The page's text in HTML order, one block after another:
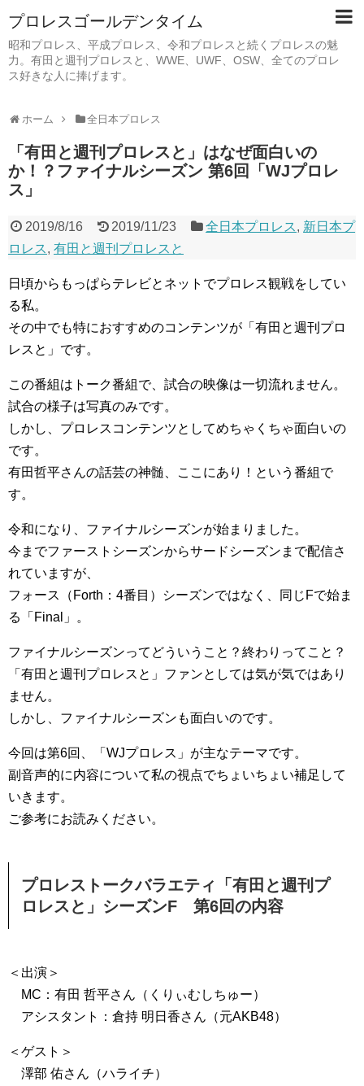
プロレスゴールデンタイム
昭和プロレス、平成プロレス、令和プロレスと続くプロレスの魅
力。有田と週刊プロレスと、WWE、UWF、OSW、全てのプロレ
ス好きな人に捧げます。
ホーム 全日本プロレス
「有田と週刊プロレスと」はなぜ面白いの
か！？ファイナルシーズン 第6回「WJプロレ
ス」
2019/8/16 2019/11/23 全日本プロレス, 新日本プ
ロレス, 有田と週刊プロレスと
日頃からもっぱらテレビとネットでプロレス観戦をしてい
る私。
その中でも特におすすめのコンテンツが「有田と週刊プロ
レスと」です。
この番組はトーク番組で、試合の映像は一切流れません。
試合の様子は写真のみです。
しかし、プロレスコンテンツとしてめちゃくちゃ面白いの
です。
有田哲平さんの話芸の神髄、ここにあり！という番組で
す。
令和になり、ファイナルシーズンが始まりました。
今までファーストシーズンからサードシーズンまで配信さ
れていますが、
フォース（Forth：4番目）シーズンではなく、同じFで始ま
る「Final」。
ファイナルシーズンってどういうこと？終わりってこと？
「有田と週刊プロレスと」ファンとしては気が気ではあり
ません。
しかし、ファイナルシーズンも面白いのです。
今回は第6回、「WJプロレス」が主なテーマです。
副音声的に内容について私の視点でちょいちょい補足して
いきます。
ご参考にお読みください。
プロレストークバラエティ「有田と週刊プ
ロレスと」シーズンF 第6回の内容
＜出演＞
MC：有田 哲平さん（くりぃむしちゅー）
アシスタント：倉持 明日香さん（元AKB48）
＜ゲスト＞
澤部 佑さん（ハライチ）